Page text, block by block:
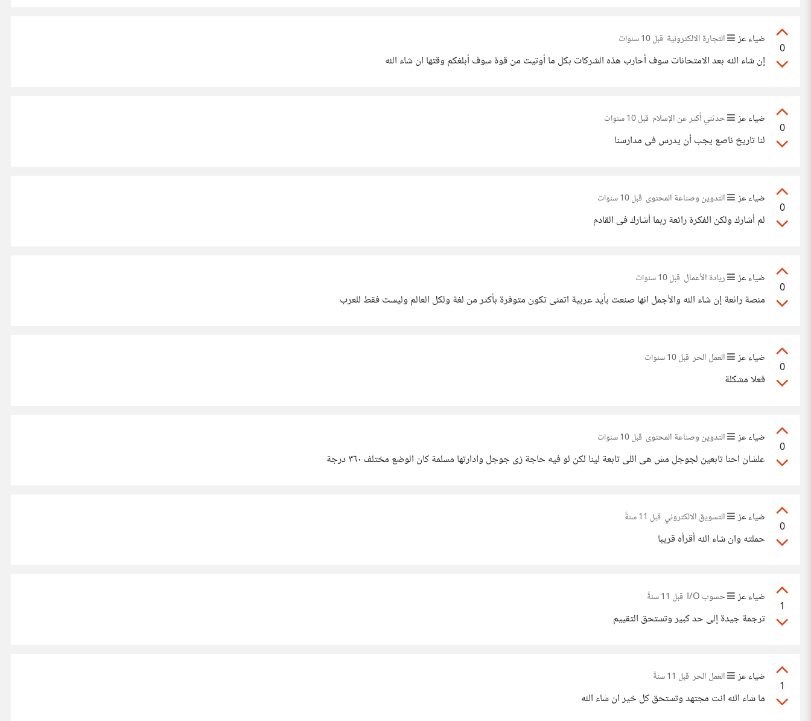
0
ضياء عز التجارة الالكترونية قبل 10 سنوات
إن شاء الله بعد الامتحانات سوف أحارب هذه الشركات بكل ما أوتيت من قوة سوف أبلغكم وقتها ان شاء الله
0
ضياء عز حدثني أكثر عن الإسلام قبل 10 سنوات
لنا تاريخ ناصع يجب أن يدرس فى مدارسنا
0
ضياء عز التدوين وصناعة المحتوى قبل 10 سنوات
لم أشارك ولكن الفكرة رائعة ربما أشارك فى القادم
0
ضياء عز ريادة الأعمال قبل 10 سنوات
منصة رائعة إن شاء الله والأجمل انها صنعت بأيد عربية اتمنى تكون متوفرة بأكثر من لغة ولكل العالم وليست فقط للعرب
0
ضياء عز العمل الحر قبل 10 سنوات
فعلا مشكلة
0
ضياء عز التدوين وصناعة المحتوى قبل 10 سنوات
علشان احنا تابعين لجوجل مش هى اللى تابعة لينا لكن لو فيه حاجة زى جوجل وادارتها مسلمة كان الوضع مختلف ٣٦٠ درجة
0
ضياء عز التسويق الالكتروني قبل 11 سنةً
حملته وان شاء الله أقرأه قريبا
1
ضياء عز حسوب I/O قبل 11 سنةً
ترجمة جيدة إلى حد كبير وتستحق التقييم
1
ضياء عز العمل الحر قبل 11 سنةً
ما شاء الله انت مجتهد وتستحق كل خير ان شاء الله